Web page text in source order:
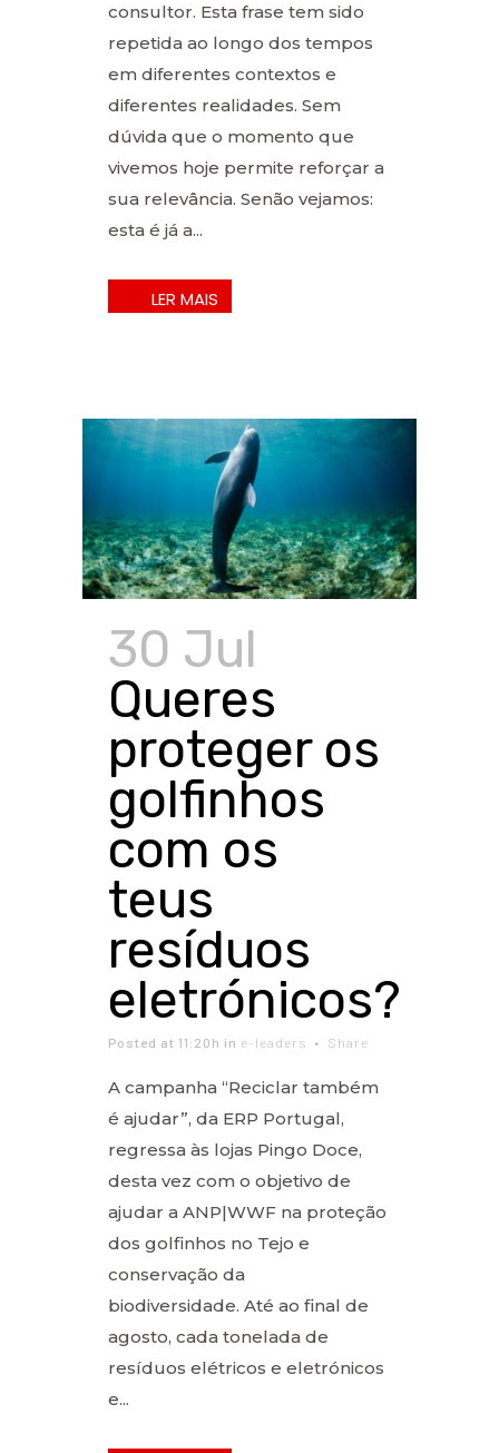
consultor. Esta frase tem sido
repetida ao longo dos tempos
em diferentes contextos e
diferentes realidades. Sem
dúvida que o momento que
vivemos hoje permite reforçar a
sua relevância. Senão vejamos:
esta é já a...
30 Jul
Queres
proteger os
golfinhos
com os
teus
resíduos
eletrónicos?
Posted at 11:20h in e-leaders Share
A campanha “Reciclar também
é ajudar”, da ERP Portugal,
regressa às lojas Pingo Doce,
desta vez com o objetivo de
ajudar a ANP|WWF na proteção
dos golfinhos no Tejo e
conservação da
biodiversidade. Até ao final de
agosto, cada tonelada de
resíduos elétricos e eletrónicos
e...